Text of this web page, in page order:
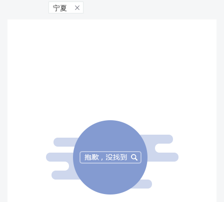
宁夏 